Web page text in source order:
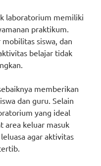
laboratorium memiliki
praktikum.
siswa, dan
belajar tidak
memberikan
dan guru. Selain
yang ideal
area keluar masuk
agar aktivitas